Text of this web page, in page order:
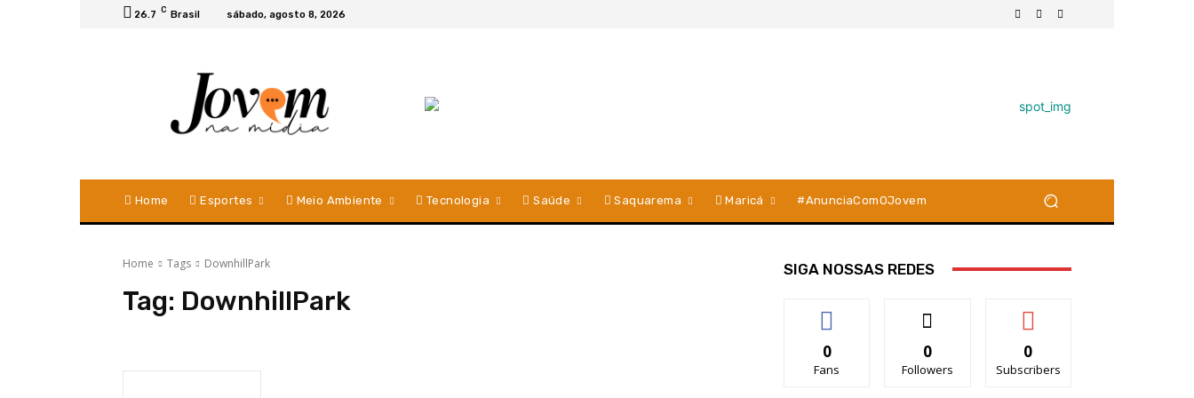
26.7 C Brasil sábado, agosto 8, 2026
Home Esportes Meio Ambiente Tecnologia Saúde Saquarema Maricá #AnunciaComOJovem
Home Tags DownhillPark
Tag: DownhillPark
SIGA NOSSAS REDES
0
Fans
0
Followers
0
Subscribers